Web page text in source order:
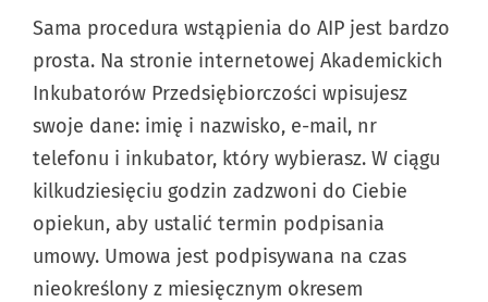
Sama procedura wstąpienia do AIP jest bardzo
prosta. Na stronie internetowej Akademickich
Inkubatorów Przedsiębiorczości wpisujesz
swoje dane: imię i nazwisko, e-mail, nr
telefonu i inkubator, który wybierasz. W ciągu
kilkudziesięciu godzin zadzwoni do Ciebie
opiekun, aby ustalić termin podpisania
umowy. Umowa jest podpisywana na czas
nieokreślony z miesięcznym okresem